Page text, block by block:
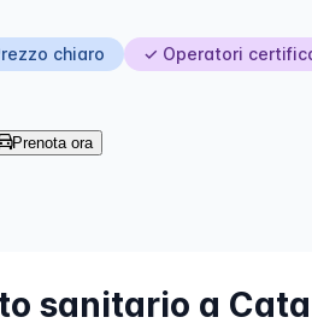
chiaro ✓ Operatori
Prenota ora
sanitario a